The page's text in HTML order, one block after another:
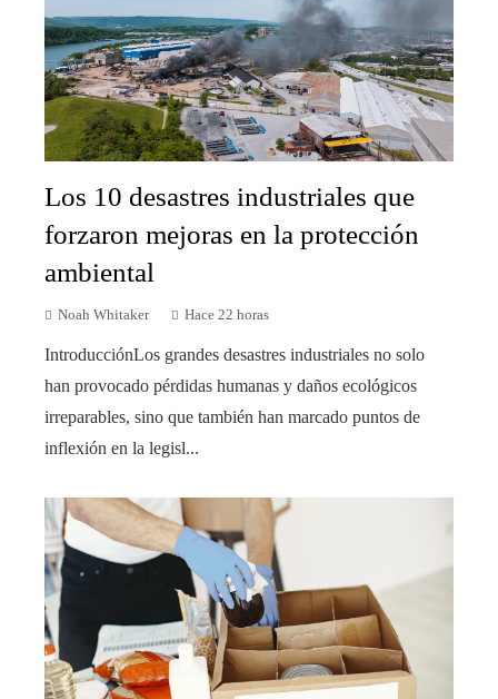
Los 10 desastres industriales que
forzaron mejoras en la protección
ambiental
Noah Whitaker Hace 22 horas
IntroducciónLos grandes desastres industriales no solo
han provocado pérdidas humanas y daños ecológicos
irreparables, sino que también han marcado puntos de
inflexión en la legisl...